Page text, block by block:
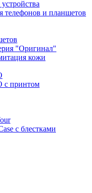
телефонов и планшетов
"Оригинал"
кожи
с принтом
с блестками